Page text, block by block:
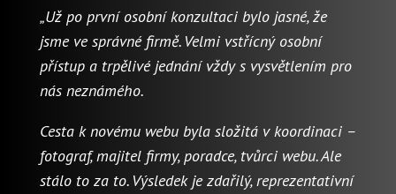
„Už po první osobní konzultaci bylo jasné, že
jsme ve správné firmě. Velmi vstřícný osobní
přístup a trpělivé jednání vždy s vysvětlením pro
nás neznámého.
Cesta k novému webu byla složitá v koordinaci –
fotograf, majitel firmy, poradce, tvůrci webu. Ale
stálo to za to. Výsledek je zdařilý, reprezentativní